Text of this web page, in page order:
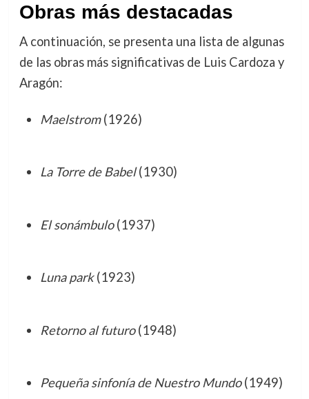
Obras más destacadas
A continuación, se presenta una lista de algunas
de las obras más significativas de Luis Cardoza y
Aragón:
Maelstrom(1926)
La Torre de Babel(1930)
El sonámbulo(1937)
Luna park(1923)
Retorno al futuro(1948)
Pequeña sinfonía de Nuestro Mundo(1949)